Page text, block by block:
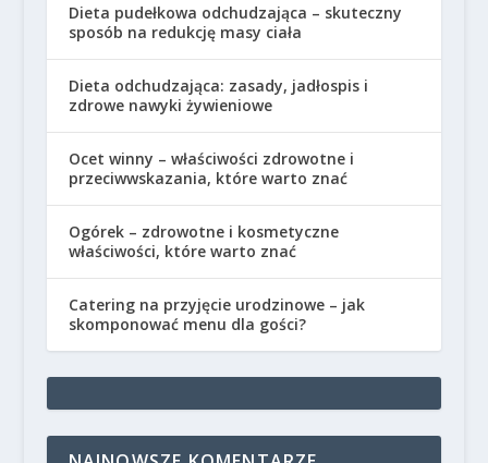
Dieta pudełkowa odchudzająca – skuteczny
sposób na redukcję masy ciała
Dieta odchudzająca: zasady, jadłospis i
zdrowe nawyki żywieniowe
Ocet winny – właściwości zdrowotne i
przeciwwskazania, które warto znać
Ogórek – zdrowotne i kosmetyczne
właściwości, które warto znać
Catering na przyjęcie urodzinowe – jak
skomponować menu dla gości?